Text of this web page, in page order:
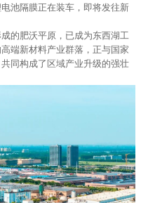
池隔膜正在装车，即将发往新
的肥沃平原，已成为东西湖工
端新材料产业群落，正与国家
同构成了区域产业升级的强壮